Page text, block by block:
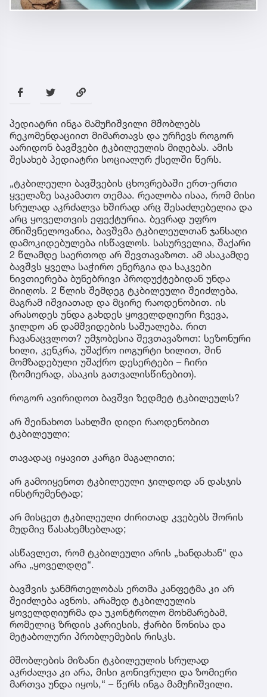
პედიატრი ინგა მამუჩიშვილი მშობლებს
რეკომენდაციით მიმართავს და ურჩევს როგორ
აარიდონ ბავშვები ტკბილეულის მიღებას. ამის
შესახებ პედიატრი სოციალურ ქსელში წერს.
„ტკბილეული ბავშვების ცხოვრებაში ერთ-ერთი
ყველაზე საკამათო თემაა. რეალობა ისაა, რომ მისი
სრულად აკრძალვა ხშირად არც შესაძლებელია და
არც ყოველთვის ეფექტურია. ბევრად უფრო
მნიშვნელოვანია, ბავშვმა ტკბილეულთან ჯანსაღი
დამოკიდებულება ისწავლოს. სასურველია, შაქარი
2 წლამდე საერთოდ არ შევთავაზოთ. ამ ასაკამდე
ბავშვს ყველა საჭირო ენერგია და საკვები
ნივთიერება ბუნებრივი პროდუქტებიდან უნდა
მიიღოს. 2 წლის შემდეგ ტკბილეული შეიძლება,
მაგრამ იშვიათად და მცირე რაოდენობით. ის
არასოდეს უნდა გახდეს ყოველდღიური ჩვევა,
ჯილდო ან დამშვიდების საშუალება. რით
ჩავანაცვლოთ? უმჯობესია შევთავაზოთ: სეზონური
ხილი, კენკრა, უშაქრო იოგურტი ხილით, შინ
მომზადებული უშაქრო დესერტები – ჩირი
(ზომიერად, ასაკის გათვალისწინებით).
როგორ ავირიდოთ ბავშვი ზედმეტ ტკბილეულს?
არ შეინახოთ სახლში დიდი რაოდენობით
ტკბილეული;
თავადაც იყავით კარგი მაგალითი;
არ გამოიყენოთ ტკბილეული ჯილდოდ ან დასჯის
ინსტრუმენტად;
არ მისცეთ ტკბილეული ძირითად კვებებს შორის
მუდმივ წასახემსებლად;
ასწავლეთ, რომ ტკბილეული არის „ხანდახან“ და
არა „ყოველდღე“.
ბავშვის ჯანმრთელობას ერთმა კანფეტმა კი არ
შეიძლება ავნოს, არამედ ტკბილეულის
ყოველდღიურმა და უკონტროლო მოხმარებამ,
რომელიც ზრდის კარიესის, ჭარბი წონისა და
მეტაბოლური პრობლემების რისკს.
მშობლების მიზანი ტკბილეულის სრულად
აკრძალვა კი არა, მისი გონივრული და ზომიერი
მართვა უნდა იყოს,“ – წერს ინგა მამუჩიშვილი.